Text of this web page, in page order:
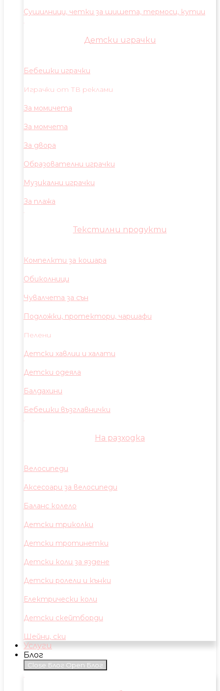
Сушилници, четки за шишета, термоси, кутии
Детски играчки
Бебешки играчки
Играчки от ТВ реклами
За момичета
За момчета
За двора
Образователни играчки
Музикални играчки
За плажа
Текстилни продукти
Компелкти за кошара
Обиколници
Чувалчета за сън
Подложки, протектори, чаршафи
Пелени
Детски хавлии и халати
Детски одеяла
Балдахини
Бебешки възглавнички
На разходка
Велосипеди
Аксесоари за велосипеди
Баланс колело
Детски триколки
Детски тротинетки
Детски коли за яздене
Детски ролели и кънки
Електрически коли
Детски скейтборди
Шейни, ски
Услуги
Блог
Close Блог Open Блог